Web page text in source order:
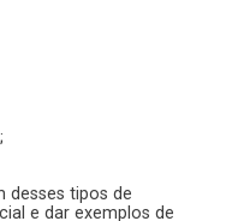
desses tipos de
e dar exemplos de